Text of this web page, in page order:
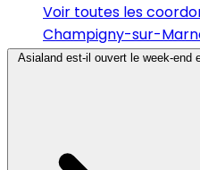
Voir toutes les
Champigny-sur-
Asialand est-il ouvert le week-end